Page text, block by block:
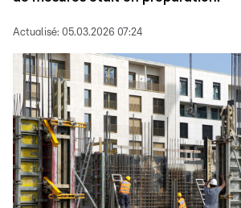
Actualisé: 05.03.2026 07:24